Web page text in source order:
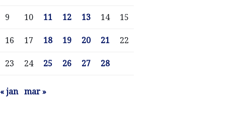
9 10 11 12 13 14 15
16 17 18 19 20 21 22
23 24 25 26 27 28
« jan mar »